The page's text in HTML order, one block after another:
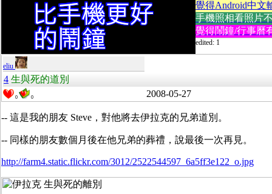
覺得Android中文
手機照相看照片
覺得鬧鐘/行事曆
edited: 1
eliu
4 生與死的道別
0 0 2008-05-27
-- 這是我的朋友 Steve，對他將去伊拉克的兄弟道別。
-- 同樣的朋友數個月後在他兄弟的葬禮，說最後一次再見。
http://farm4.static.flickr.com/3012/2522544597_6a5ff3e122_o.jpg